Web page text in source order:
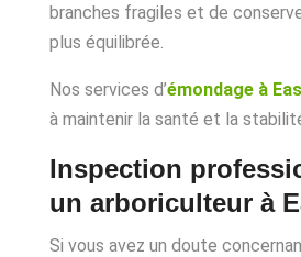
branches fragiles et de
plus équilibrée.
Nos services d’émondage à
à maintenir la santé et la
Inspection
un arboriculteur à
Si vous avez un doute